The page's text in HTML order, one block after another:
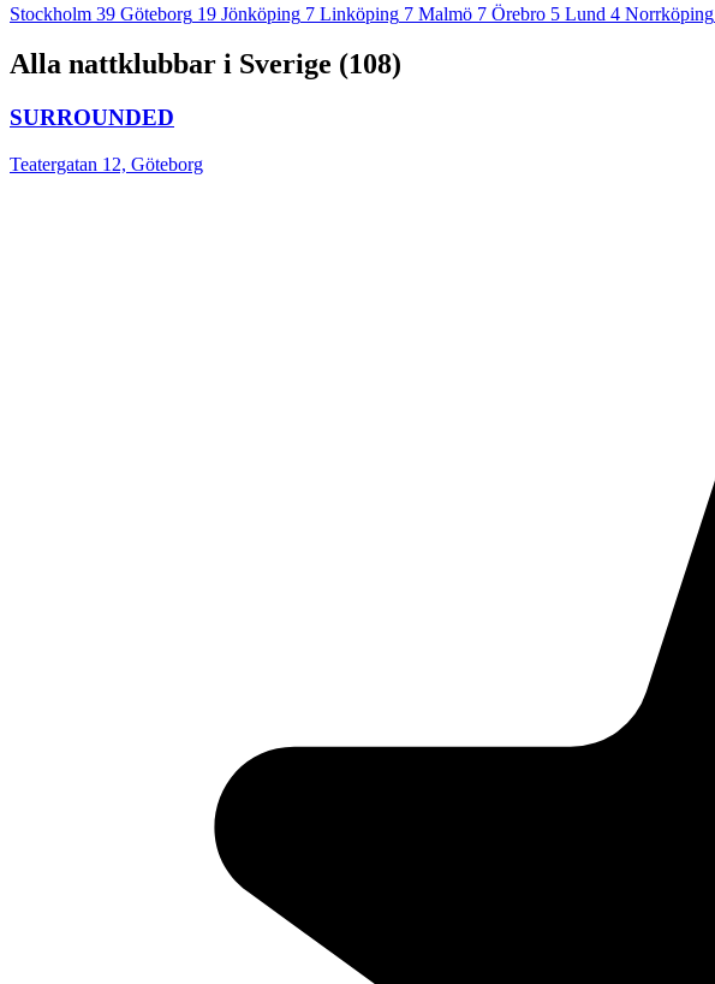
Stockholm 39 Göteborg 19 Jönköping 7 Linköping 7 Malmö 7 Örebro 5 Lund 4 Norrköping
Alla nattklubbar i Sverige (108)
SURROUNDED
Teatergatan 12, Göteborg